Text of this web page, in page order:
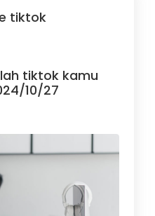
tiktok
tiktok kamu
10/27